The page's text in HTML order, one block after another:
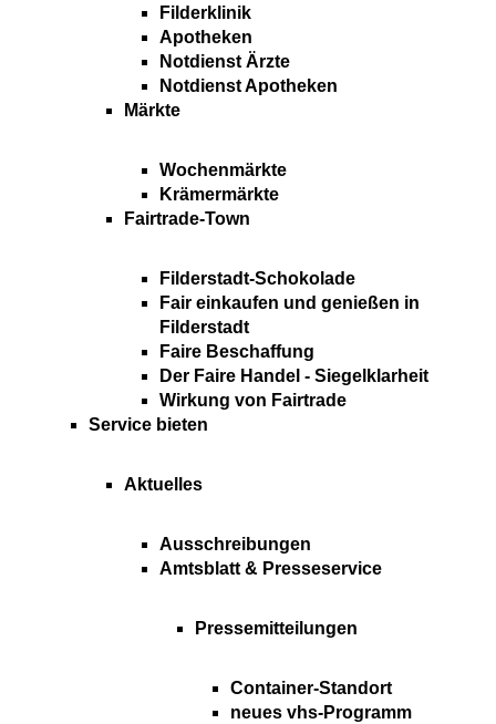
Filderklinik
Apotheken
Notdienst Ärzte
Notdienst Apotheken
Märkte
Wochenmärkte
Krämermärkte
Fairtrade-Town
Filderstadt-Schokolade
Fair einkaufen und genießen in
Filderstadt
Faire Beschaffung
Der Faire Handel - Siegelklarheit
Wirkung von Fairtrade
Service bieten
Aktuelles
Ausschreibungen
Amtsblatt & Presseservice
Pressemitteilungen
Container-Standort
neues vhs-Programm